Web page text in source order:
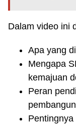
Dalam video ini
Apa yang
Mengapa
kemajuan
Peran